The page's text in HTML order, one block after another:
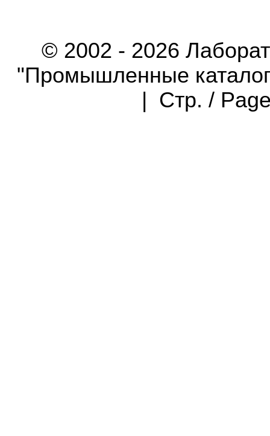
© 2002 - 2026
"Промышленные
| Стр. /